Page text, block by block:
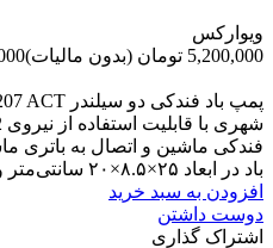
ویوارکس
5,200,000 تومان
(بدون مالیات)
فندکی ماشین و اتصال به باتری
باد در ابعاد ۲۵×۸.۵×۲۰ سانتی‌متر و وزن...
افزودن به سبد خرید
دوست داشتن
اشتراک گذاری